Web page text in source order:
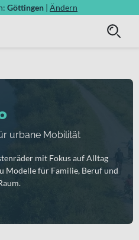
Göttingen | Ändern
urbane Mobilität
mit Fokus auf Alltag
Modelle für Familie, Beruf und